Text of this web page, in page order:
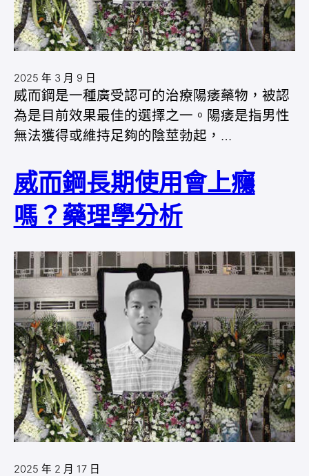
2025 年 3 月 9 日
威而鋼是一種廣受認可的治療陽痿藥物，被認
為是目前效果最佳的選擇之一。陽痿是指男性
無法獲得或維持足夠的陰莖勃起，…
威而鋼長期使用會上癮
嗎？藥理學分析
2025 年 2 月 17 日